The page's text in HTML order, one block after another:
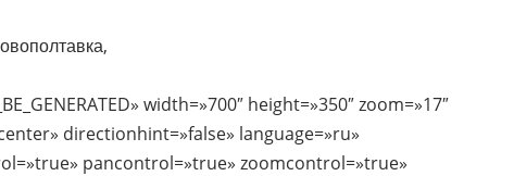
width=»700″ height=»350″ zoom=»17″
directionhint=»false» language=»ru»
pancontrol=»true» zoomcontrol=»true»